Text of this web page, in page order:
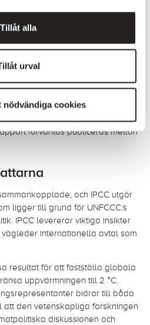
Tillåt alla
urval
nödvändiga cookies
(AR6)
publicerades 2021-2023 och
den tidigare rapporten samtidigt
och jämlikhet:
oproportionerligt utsatta
förvärrar ojämlikheter och
hälsa och
förväntas publiceras mellan
och IPCC utgör
ligger till grund för UNFCCC:s
IPCC levererar viktiga insikter
internationella avtal som
resultat för att fastställa globala
uppvärmningen till 2 °C.
bidrar till båda
den vetenskapliga forskningen
diskussionen och